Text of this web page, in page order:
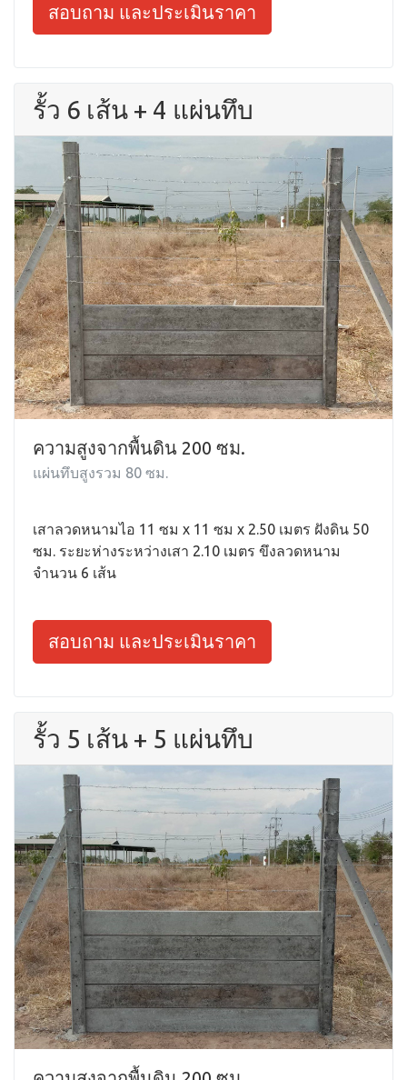
สอบถาม และประเมินราคา
รั้ว 6 เส้น + 4 แผ่นทึบ
ความสูงจากพื้นดิน 200 ซม.
แผ่นทึบสูงรวม 80 ซม.
เสาลวดหนามไอ 11 ซม x 11 ซม x 2.50 เมตร ฝังดิน 50
ซม. ระยะห่างระหว่างเสา 2.10 เมตร ขึงลวดหนาม
จำนวน 6 เส้น
สอบถาม และประเมินราคา
รั้ว 5 เส้น + 5 แผ่นทึบ